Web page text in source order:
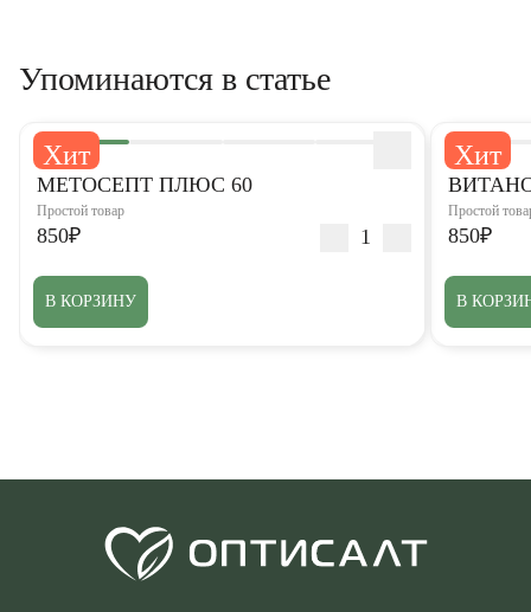
Упоминаются в статье
Хит
5,0
МЕТОСЕПТ ПЛЮС 60
Простой товар
850₽
В КОРЗИНУ
Хит
5,0
Простой
850₽
В